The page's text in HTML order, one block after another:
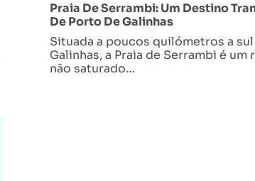
Praia De Serrambi: Um Destino
De Porto De Galinhas
Situada a poucos quilómetros a
Galinhas, a Praia de Serrambi é um
não saturado…